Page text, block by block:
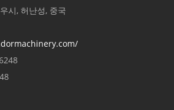
시, 허난성, 중국